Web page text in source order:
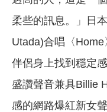
柔些的訊息。」日
Utada)合唱〈
伴侶身上找到穩定
盛讚聲音兼具Billie
感的網路爆紅新女